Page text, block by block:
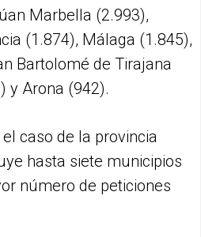
Marbella (2.993),
(1.874), Málaga (1.845),
Bartolomé de Tirajana
y Arona (942).
caso de la provincia
hasta siete municipios
número de peticiones